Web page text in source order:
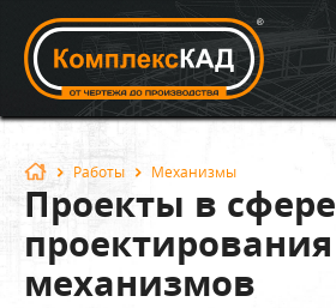
Работы Механизмы
Проекты в сфере
проектирования
механизмов